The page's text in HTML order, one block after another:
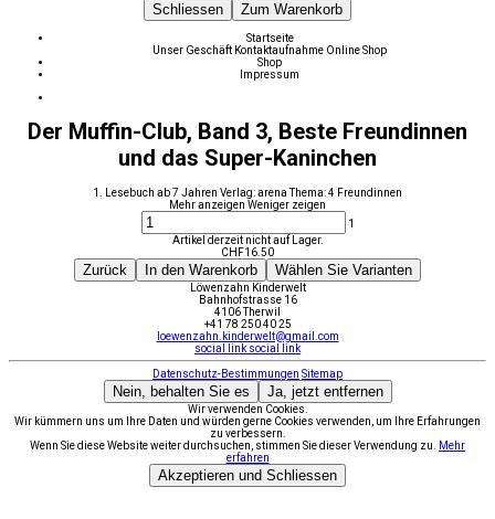
Schliessen Zum Warenkorb
Startseite
Unser Geschäft Kontaktaufnahme Online Shop
Shop
Impressum
Der Muffin-Club, Band 3, Beste Freundinnen
und das Super-Kaninchen
1. Lesebuch ab 7 Jahren Verlag: arena Thema: 4 Freundinnen
Mehr anzeigen Weniger zeigen
1
Artikel derzeit nicht auf Lager.
CHF16.50
Zurück In den Warenkorb Wählen Sie Varianten
Löwenzahn Kinderwelt
Bahnhofstrasse 16
4106 Therwil
+41 78 250 40 25
loewenzahn.kinderwelt@gmail.com
social link social link
Datenschutz-Bestimmungen Sitemap
Nein, behalten Sie es Ja, jetzt entfernen
Wir verwenden Cookies.
Wir kümmern uns um Ihre Daten und würden gerne Cookies verwenden, um Ihre Erfahrungen
zu verbessern.
Wenn Sie diese Website weiter durchsuchen, stimmen Sie dieser Verwendung zu.
Mehr
erfahren
Akzeptieren und Schliessen